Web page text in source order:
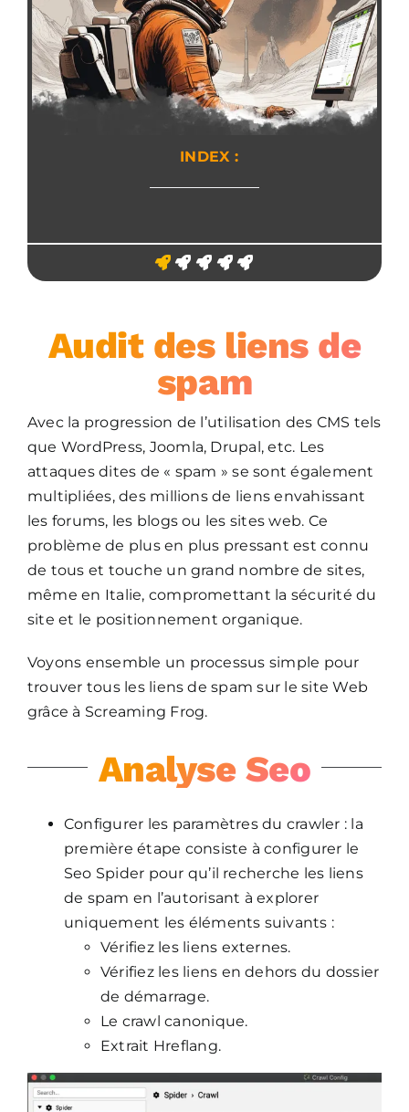
INDEX :
Audit des liens de
spam
Avec la progression de l’utilisation des CMS tels
que WordPress, Joomla, Drupal, etc. Les
attaques dites de « spam » se sont également
multipliées, des millions de liens envahissant
les forums, les blogs ou les sites web. Ce
problème de plus en plus pressant est connu
de tous et touche un grand nombre de sites,
même en Italie, compromettant la sécurité du
site et le positionnement organique.
Voyons ensemble un processus simple pour
trouver tous les liens de spam sur le site Web
grâce à Screaming Frog.
Analyse Seo
Configurer les paramètres du crawler : la
première étape consiste à configurer le
Seo Spider pour qu’il recherche les liens
de spam en l’autorisant à explorer
uniquement les éléments suivants :
Vérifiez les liens externes.
Vérifiez les liens en dehors du dossier
de démarrage.
Le crawl canonique.
Extrait Hreflang.